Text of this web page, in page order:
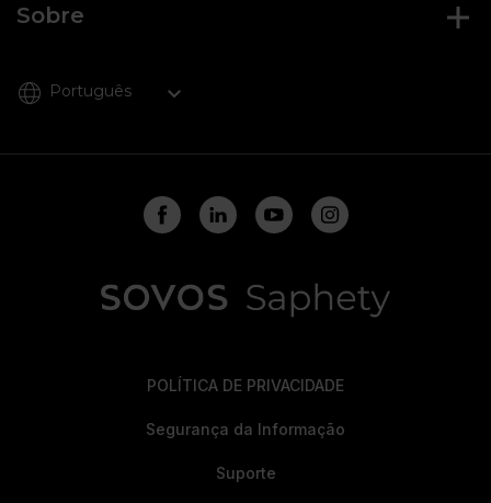
Sobre
Português
POLÍTICA DE PRIVACIDADE
Segurança da Informação
Suporte